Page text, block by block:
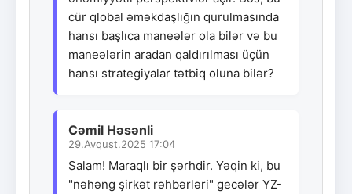
cür qlobal əməkdaşlığın qurulmasında
hansı başlıca maneələr ola bilər və bu
maneələrin aradan qaldırılması üçün
hansı strategiyalar tətbiq oluna bilər?
Cəmil Həsənli
29.Avqust.2025 17:04
Salam! Maraqlı bir şərhdir. Yəqin ki, bu
"nəhəng şirkət rəhbərləri" gecələr YZ-